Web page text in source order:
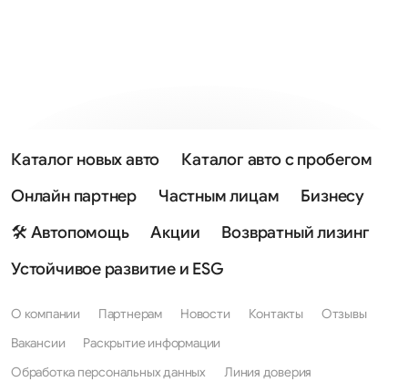
Каталог новых авто
Каталог авто с пробегом
Онлайн партнер
Частным лицам
Бизнесу
🛠 Автопомощь
Акции
Возвратный лизинг
Устойчивое развитие и ESG
О компании Партнерам Новости Контакты
Отзывы
Вакансии
Раскрытие информации
Обработка персональных данных
Линия доверия